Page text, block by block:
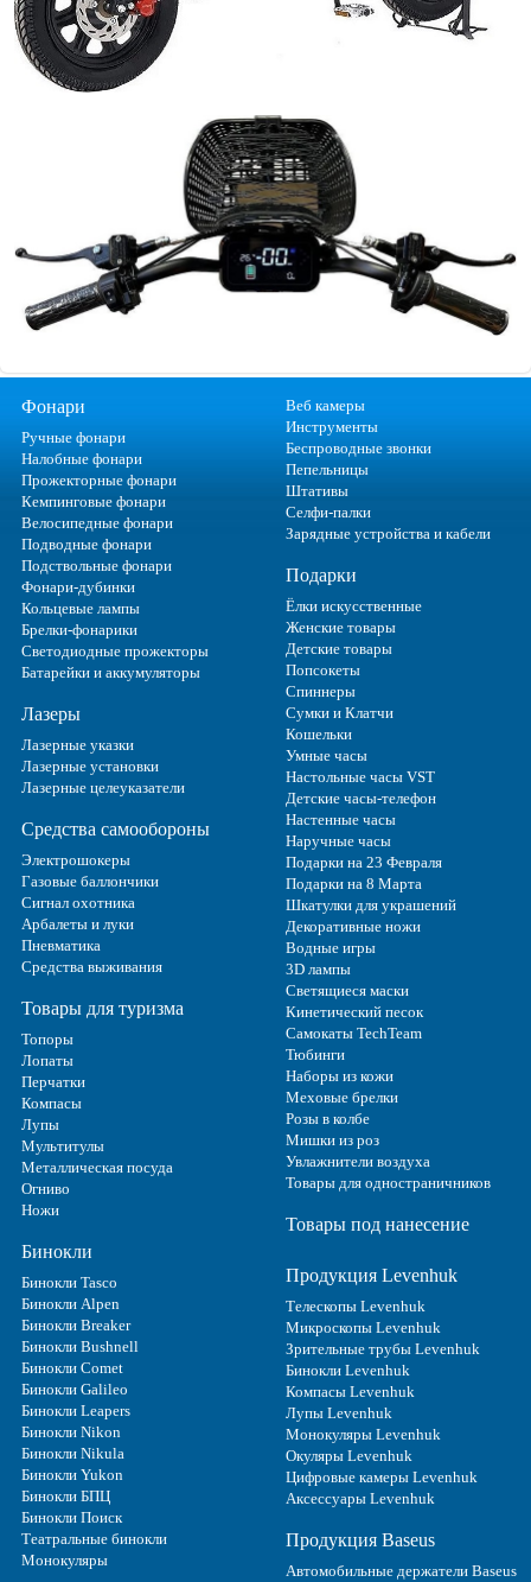
Фонари
Ручные фонари
Налобные фонари
Прожекторные фонари
Кемпинговые фонари
Велосипедные фонари
Подводные фонари
Подствольные фонари
Фонари-дубинки
Кольцевые лампы
Брелки-фонарики
Светодиодные прожекторы
Батарейки и аккумуляторы
Лазеры
Лазерные указки
Лазерные установки
Лазерные целеуказатели
Средства самообороны
Электрошокеры
Газовые баллончики
Сигнал охотника
Арбалеты и луки
Пневматика
Средства выживания
Товары для туризма
Топоры
Лопаты
Перчатки
Компасы
Лупы
Мультитулы
Металлическая посуда
Огниво
Ножи
Бинокли
Бинокли Tasco
Бинокли Alpen
Бинокли Breaker
Бинокли Bushnell
Бинокли Comet
Бинокли Galileo
Бинокли Leapers
Бинокли Nikon
Бинокли Nikula
Бинокли Yukon
Бинокли БПЦ
Бинокли Поиск
Театральные бинокли
Монокуляры
Веб камеры
Инструменты
Беспроводные звонки
Пепельницы
Штативы
Селфи-палки
Зарядные устройства и кабели
Подарки
Ёлки искусственные
Женские товары
Детские товары
Попсокеты
Спиннеры
Сумки и Клатчи
Кошельки
Умные часы
Настольные часы VST
Детские часы-телефон
Настенные часы
Наручные часы
Подарки на 23 Февраля
Подарки на 8 Марта
Шкатулки для украшений
Декоративные ножи
Водные игры
3D лампы
Светящиеся маски
Кинетический песок
Самокаты TechTeam
Тюбинги
Наборы из кожи
Меховые брелки
Розы в колбе
Мишки из роз
Увлажнители воздуха
Товары для одностраничников
Товары под нанесение
Продукция Levenhuk
Телескопы Levenhuk
Микроскопы Levenhuk
Зрительные трубы Levenhuk
Бинокли Levenhuk
Компасы Levenhuk
Лупы Levenhuk
Монокуляры Levenhuk
Окуляры Levenhuk
Цифровые камеры Levenhuk
Аксессуары Levenhuk
Продукция Baseus
Автомобильные держатели Baseus